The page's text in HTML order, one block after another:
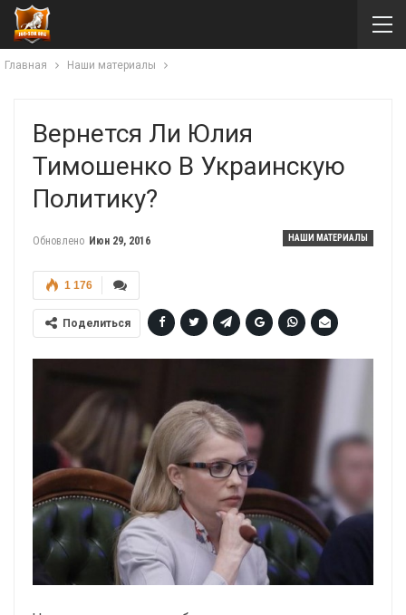
Главная Наши материалы
Вернется Ли Юлия
Тимошенко В Украинскую
Политику?
НАШИ МАТЕРИАЛЫ
Обновлено Июн 29, 2016
1 176
Поделиться